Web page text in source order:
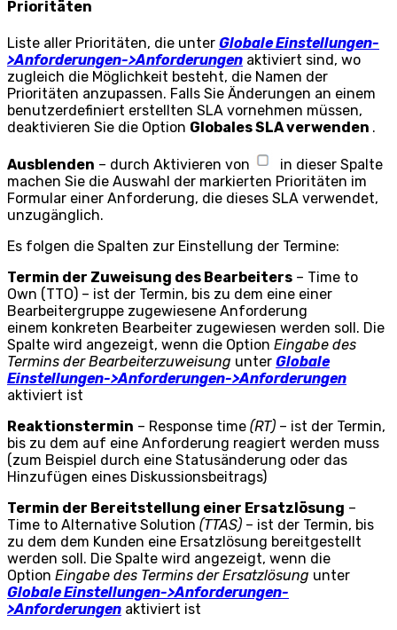
Prioritäten
Liste aller Prioritäten, die unter Globale Einstellungen-
>Anforderungen->Anforderungen aktiviert sind, wo
zugleich die Möglichkeit besteht, die Namen der
Prioritäten anzupassen. Falls Sie Änderungen an einem
benutzerdefiniert erstellten SLA vornehmen müssen,
deaktivieren Sie die Option Globales SLA verwenden .
Ausblenden – durch Aktivieren von
in dieser Spalte
machen Sie die Auswahl der markierten Prioritäten im
Formular einer Anforderung, die dieses SLA verwendet,
unzugänglich.
Es folgen die Spalten zur Einstellung der Termine:
Termin der Zuweisung des Bearbeiters – Time to
Own (TTO) – ist der Termin, bis zu dem eine einer
Bearbeitergruppe zugewiesene Anforderung
einem konkreten Bearbeiter zugewiesen werden soll. Die
Spalte wird angezeigt, wenn die Option Eingabe des
Termins der Bearbeiterzuweisung unter Globale
Einstellungen->Anforderungen->Anforderungen
aktiviert ist
Reaktionstermin – Response time (RT) – ist der Termin,
bis zu dem auf eine Anforderung reagiert werden muss
(zum Beispiel durch eine Statusänderung oder das
Hinzufügen eines Diskussionsbeitrags)
Termin der Bereitstellung einer Ersatzlösung –
Time to Alternative Solution (TTAS) – ist der Termin, bis
zu dem dem Kunden eine Ersatzlösung bereitgestellt
werden soll. Die Spalte wird angezeigt, wenn die
Option Eingabe des Termins der Ersatzlösung unter
Globale Einstellungen->Anforderungen-
>Anforderungen aktiviert ist